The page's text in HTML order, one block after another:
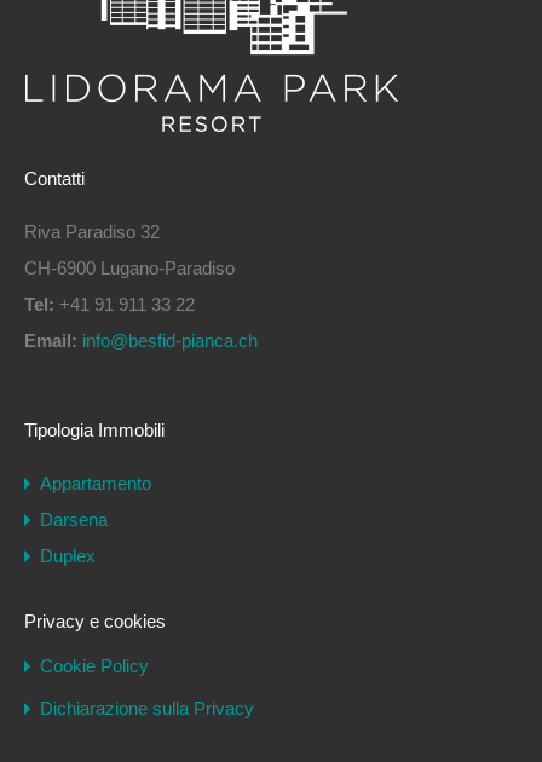
Contatti
Riva Paradiso 32
CH-6900 Lugano-Paradiso
Tel: +41 91 911 33 22
Email: info@besfid-pianca.ch
Tipologia Immobili
Appartamento
Darsena
Duplex
Privacy e cookies
Cookie Policy
Dichiarazione sulla Privacy